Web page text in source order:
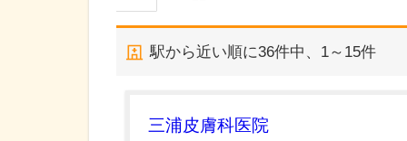
駅から近い順に36件中、 1～15件
三浦皮膚科医院